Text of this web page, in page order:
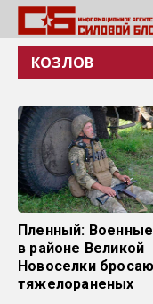
КОЗЛОВ
Пленный:
в районе Великой
Новоселки
тяжелораненых